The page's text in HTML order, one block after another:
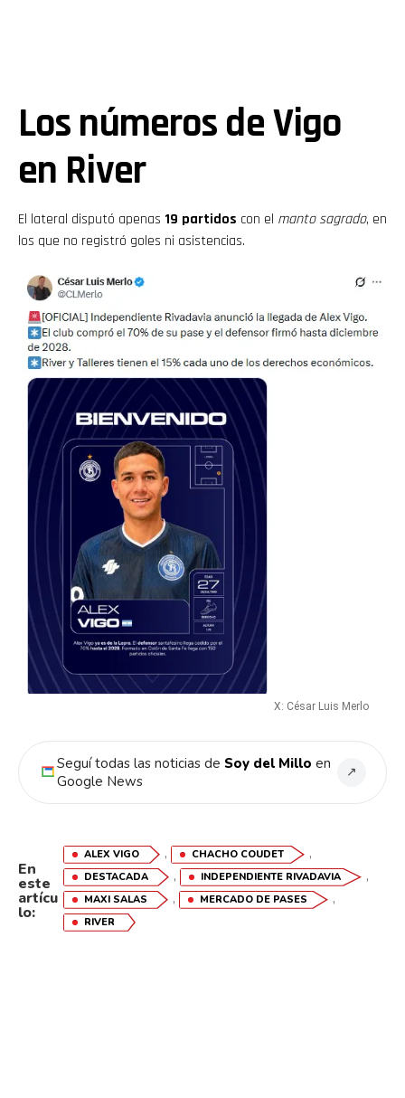
Los números de Vigo
en River
El lateral disputó apenas 19 partidos con el manto sagrado, en
los que no registró goles ni asistencias.
X: César Luis Merlo
Seguí todas las noticias de Soy del Millo en
Google News
↗
En
este
artícu
lo:
ALEX VIGO , CHACHO COUDET ,
DESTACADA , INDEPENDIENTE RIVADAVIA ,
MAXI SALAS , MERCADO DE PASES ,
RIVER